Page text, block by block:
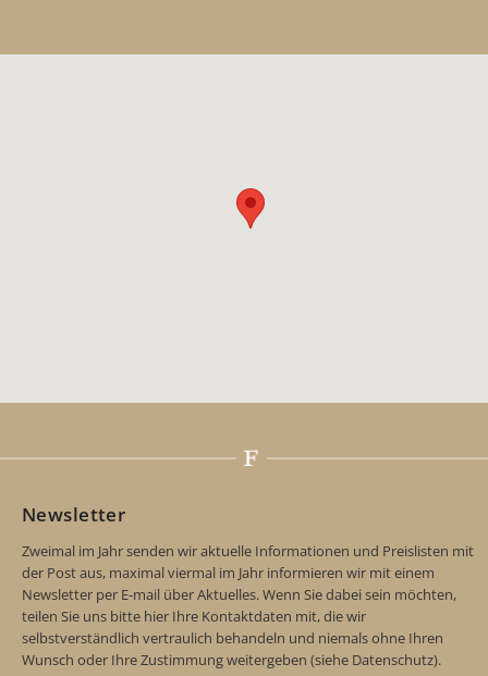
Newsletter
Zweimal im Jahr senden wir aktuelle Informationen und Preislisten mit
der Post aus, maximal viermal im Jahr informieren wir mit einem
Newsletter per E-mail über Aktuelles. Wenn Sie dabei sein möchten,
teilen Sie uns bitte hier Ihre Kontaktdaten mit, die wir
selbstverständlich vertraulich behandeln und niemals ohne Ihren
Wunsch oder Ihre Zustimmung weitergeben (siehe Datenschutz).